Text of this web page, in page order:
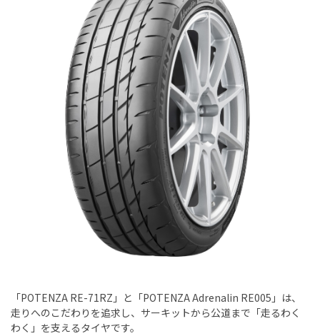
「POTENZA RE-71RZ」と「POTENZA Adrenalin RE005」は、
走りへのこだわりを追求し、サーキットから公道まで「走るわく
わく」を支えるタイヤです。